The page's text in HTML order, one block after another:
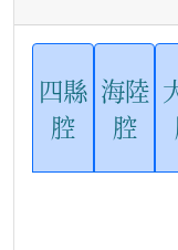
四縣
腔
海陸
腔